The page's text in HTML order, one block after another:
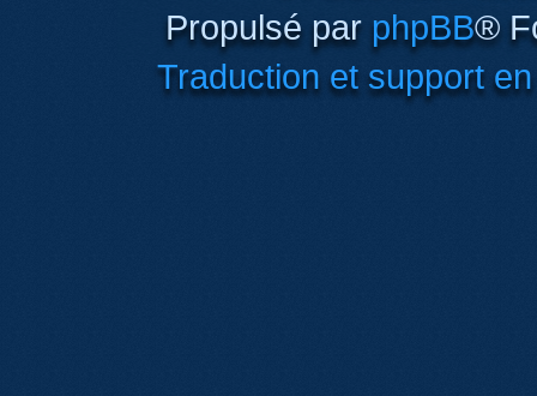
Propulsé par phpBB®
Traduction et support